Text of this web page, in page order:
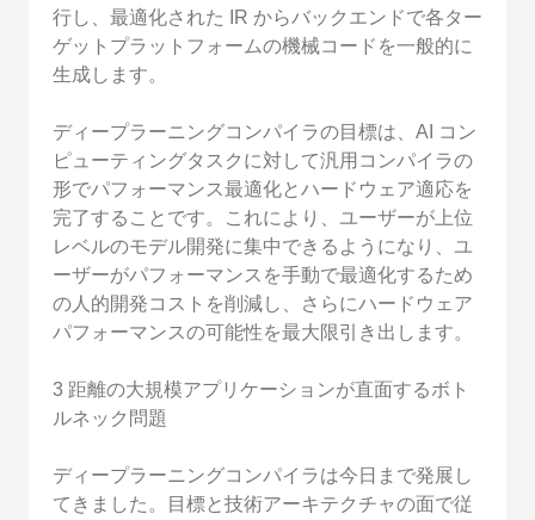
行し、最適化された IR からバックエンドで各ター
ゲットプラットフォームの機械コードを一般的に
生成します。
ディープラーニングコンパイラの目標は、AI コン
ピューティングタスクに対して汎用コンパイラの
形でパフォーマンス最適化とハードウェア適応を
完了することです。これにより、ユーザーが上位
レベルのモデル開発に集中できるようになり、ユ
ーザーがパフォーマンスを手動で最適化するため
の人的開発コストを削減し、さらにハードウェア
パフォーマンスの可能性を最大限引き出します。
3 距離の大規模アプリケーションが直面するボト
ルネック問題
ディープラーニングコンパイラは今日まで発展し
てきました。目標と技術アーキテクチャの面で従